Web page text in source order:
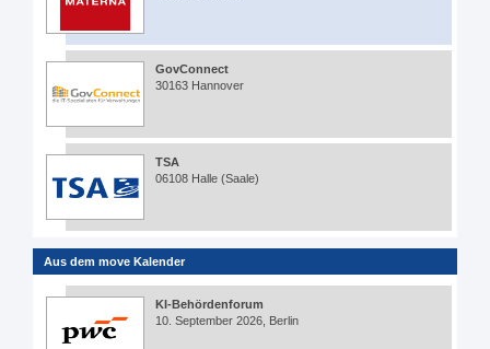
GovConnect
30163 Hannover
TSA
06108 Halle (Saale)
Aus dem move Kalender
KI-Behördenforum
10. September 2026, Berlin